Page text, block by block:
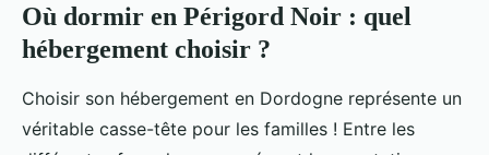
Où dormir en Périgord Noir : quel
hébergement choisir ?
Choisir son hébergement en Dordogne représente un
véritable casse-tête pour les familles ! Entre les